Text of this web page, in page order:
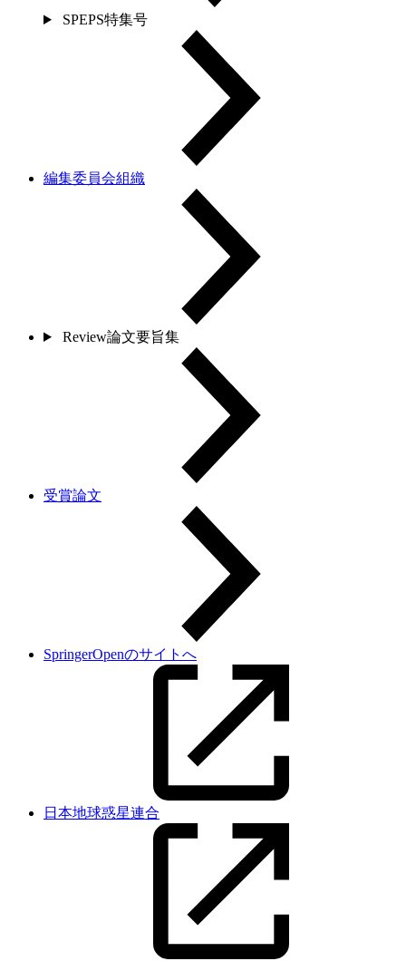
SPEPS特集号
編集委員会組織
Review論文要旨集
受賞論文
SpringerOpenのサイトへ
日本地球惑星連合